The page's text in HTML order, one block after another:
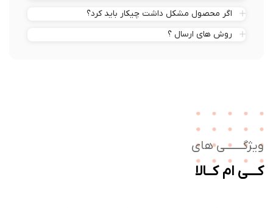
اگر محصول مشکل داشت چیکار باید کرد؟
روش های ارسال ؟
های
ام کــالا